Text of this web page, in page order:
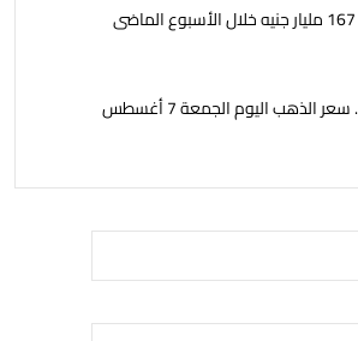
عيار 21بـ 5980 جنيها.. سعر الذهب اليوم الجمعة 7 أغسطس